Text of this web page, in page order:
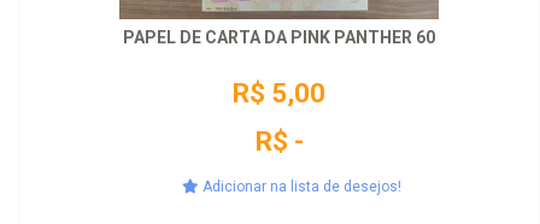
PAPEL DE CARTA DA PINK PANTHER 60
R$ 5,00
R$ -
Adicionar na lista de desejos!